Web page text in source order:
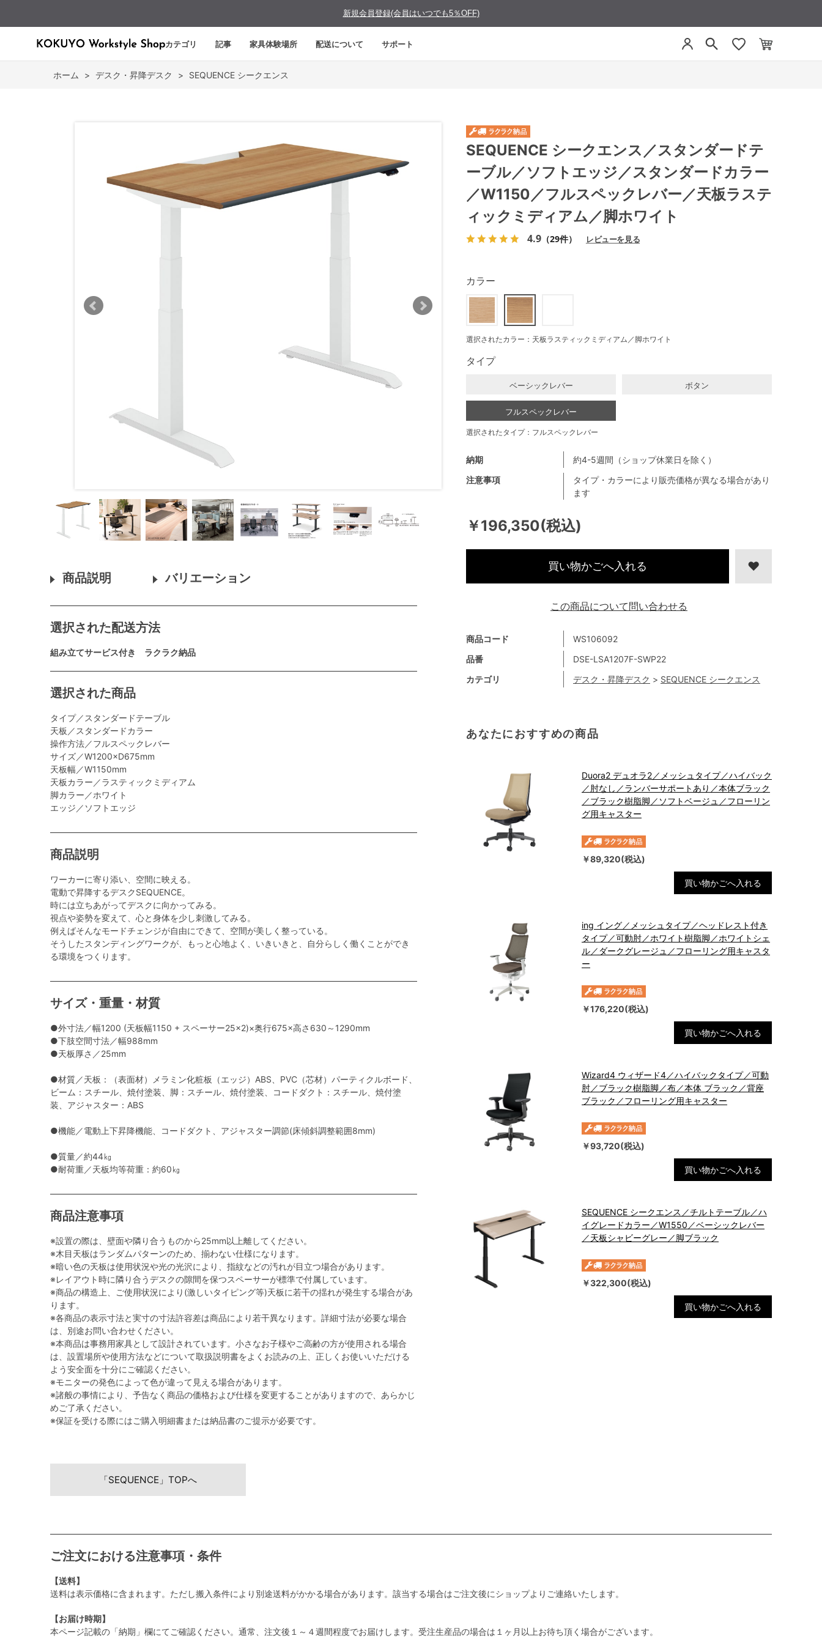
新規会員登録(会員はいつでも5％OFF)
カテゴリ 記事 家具体験場所 配送について サポート
ホーム > デスク・昇降デスク > SEQUENCE シークエンス
商品説明 バリエーション
選択された配送方法
組み立てサービス付き ラクラク納品
選択された商品
タイプ／スタンダードテーブル
天板／スタンダードカラー
操作方法／フルスペックレバー
サイズ／W1200×D675mm
天板幅／W1150mm
天板カラー／ラスティックミディアム
脚カラー／ホワイト
エッジ／ソフトエッジ
商品説明
ワーカーに寄り添い、空間に映える。
電動で昇降するデスクSEQUENCE。
時には立ちあがってデスクに向かってみる。
視点や姿勢を変えて、心と身体を少し刺激してみる。
例えばそんなモードチェンジが自由にできて、空間が美しく整っている。
そうしたスタンディングワークが、もっと心地よく、いきいきと、自分らしく働くことができ
る環境をつくります。
サイズ・重量・材質
●外寸法／幅1200 (天板幅1150 + スペーサー25×2)×奥行675×高さ630～1290mm
●下肢空間寸法／幅988mm
●天板厚さ／25mm
●材質／天板：（表面材）メラミン化粧板（エッジ）ABS、PVC（芯材）パーティクルボード、
ビーム：スチール、焼付塗装、脚：スチール、焼付塗装、コードダクト：スチール、焼付塗
装、アジャスター：ABS
●機能／電動上下昇降機能、コードダクト、アジャスター調節(床傾斜調整範囲8mm)
●質量／約44㎏
●耐荷重／天板均等荷重：約60㎏
商品注意事項
※設置の際は、壁面や隣り合うものから25mm以上離してください。
※木目天板はランダムパターンのため、揃わない仕様になります。
※暗い色の天板は使用状況や光の光沢により、指紋などの汚れが目立つ場合があります。
※レイアウト時に隣り合うデスクの隙間を保つスペーサーが標準で付属しています。
※商品の構造上、ご使用状況により(激しいタイピング等)天板に若干の揺れが発生する場合があ
ります。
※各商品の表示寸法と実寸の寸法許容差は商品により若干異なります。詳細寸法が必要な場合
は、別途お問い合わせください。
※本商品は事務用家具として設計されています。小さなお子様やご高齢の方が使用される場合
は、設置場所や使用方法などについて取扱説明書をよくお読みの上、正しくお使いいただける
よう安全面を十分にご確認ください。
※モニターの発色によって色が違って見える場合があります。
※諸般の事情により、予告なく商品の価格および仕様を変更することがありますので、あらかじ
めご了承ください。
※保証を受ける際にはご購入明細書または納品書のご提示が必要です。
SEQUENCE シークエンス／スタンダードテ
ーブル／ソフトエッジ／スタンダードカラー
／W1150／フルスペックレバー／天板ラステ
ィックミディアム／脚ホワイト
4.9 （29件） レビューを見る
￥196,350(税込)
商品コード
WS106092
品番
DSE-LSA1207F-SWP22
カテゴリ
デスク・昇降デスク > SEQUENCE シークエンス
注意事項
タイプ・カラーにより販売価格が異なる場合があり
ます
納期 約4-5週間（ショップ休業日を除く）
カラー
選択されたカラー：天板ラスティックミディアム／脚ホワイト
タイプ
ベーシックレバー ボタン
フルスペックレバー
選択されたタイプ：フルスペックレバー
買い物かごへ入れる
あなたにおすすめの商品
Duora2 デュオラ2／メッシュタイプ／ハイバック
／肘なし／ランバーサポートあり／本体ブラック
／ブラック樹脂脚／ソフトベージュ／フローリン
グ用キャスター
￥89,320(税込)
買い物かごへ入れる
ing イング／メッシュタイプ／ヘッドレスト付き
タイプ／可動肘／ホワイト樹脂脚／ホワイトシェ
ル／ダークグレージュ／フローリング用キャスタ
ー
￥176,220(税込)
買い物かごへ入れる
Wizard4 ウィザード4／ハイバックタイプ／可動
肘／ブラック樹脂脚／布／本体 ブラック／背座
ブラック／フローリング用キャスター
￥93,720(税込)
買い物かごへ入れる
SEQUENCE シークエンス／チルトテーブル／ハ
イグレードカラー／W1550／ベーシックレバー
／天板シャビーグレー／脚ブラック
￥322,300(税込)
買い物かごへ入れる
この商品について問い合わせる
「SEQUENCE」TOPへ
ご注文における注意事項・条件
【送料】
送料は表示価格に含まれます。ただし搬入条件により別途送料がかかる場合があります。該当する場合はご注文後にショップよりご連絡いたします。
【お届け時期】
本ページ記載の「納期」欄にてご確認ください。通常、注文後１～４週間程度でお届けします。受注生産品の場合は１ヶ月以上お待ち頂く場合がございます。